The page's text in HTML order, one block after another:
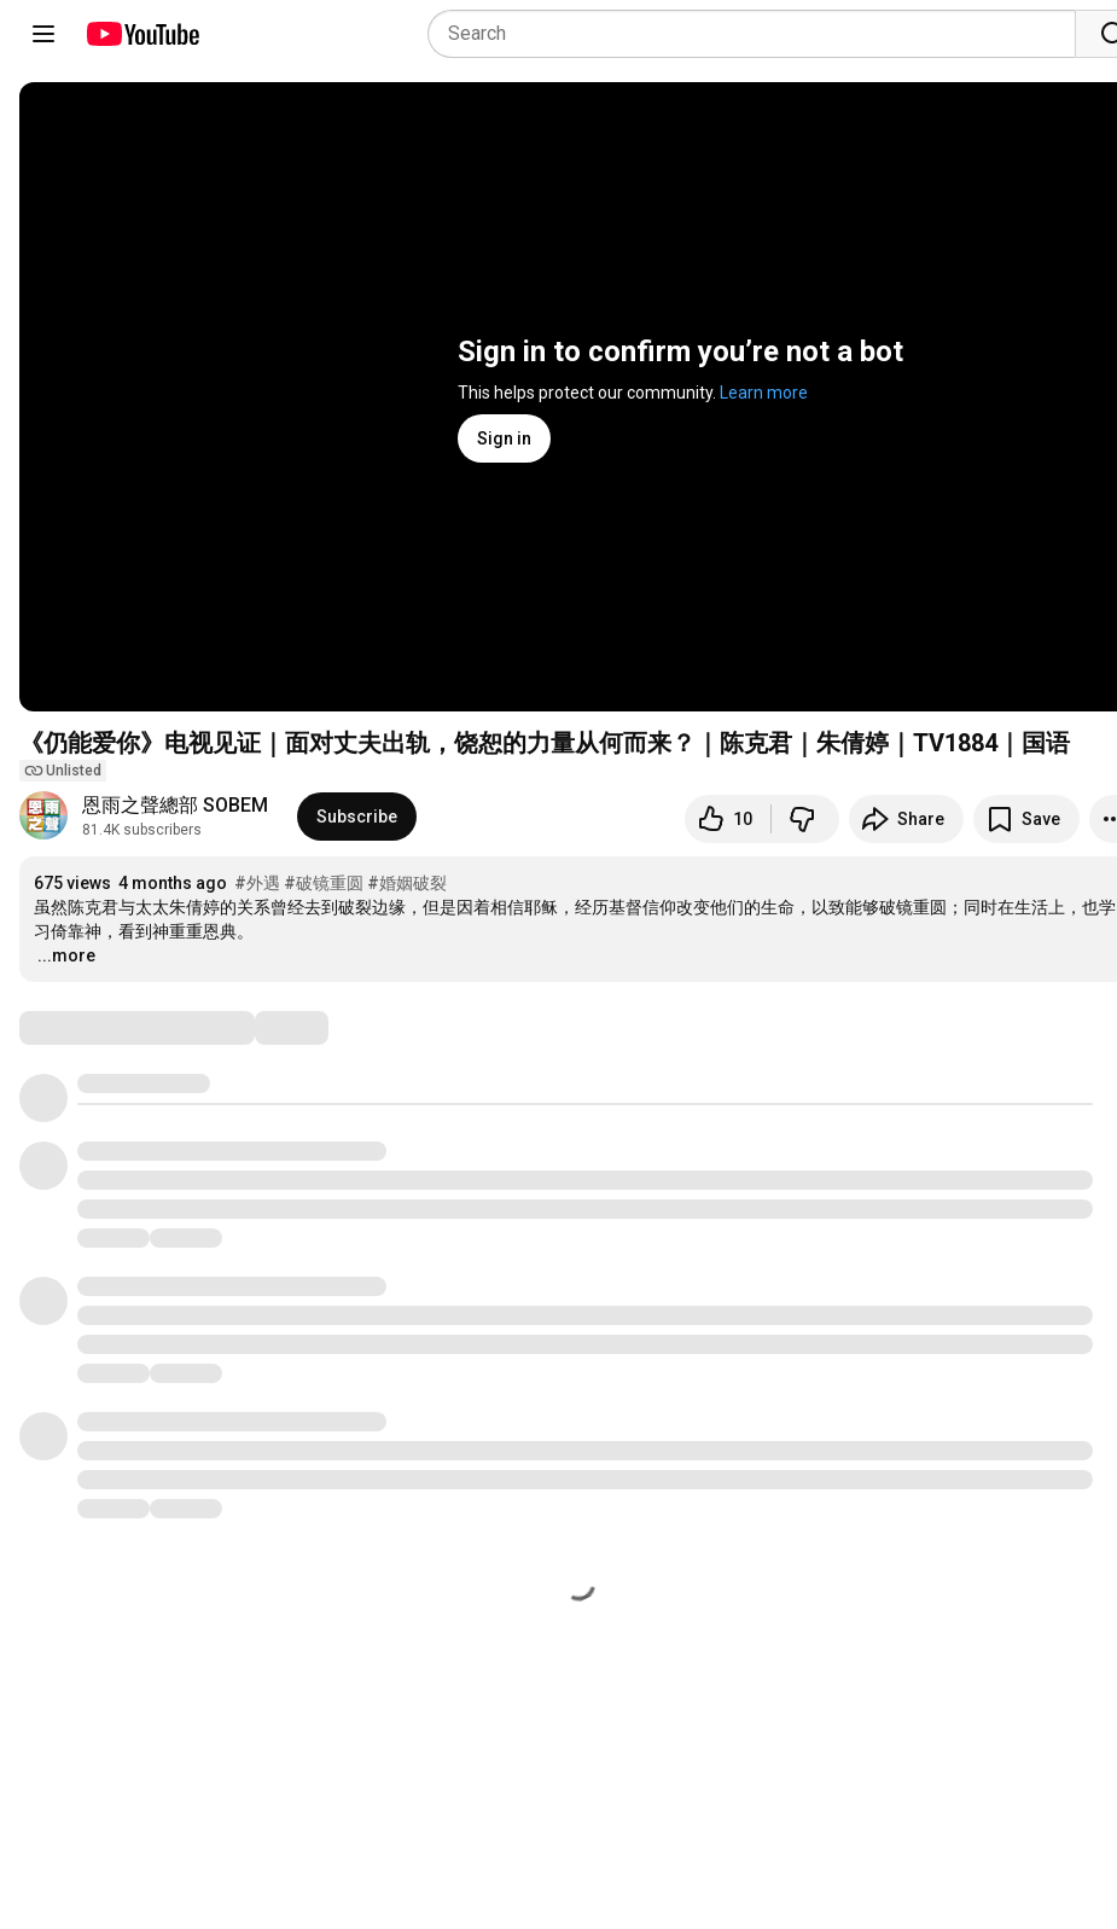
Sign in to confirm you’re not a bot
This helps protect our community. Learn more
Sign in
《仍能爱你》电视见证｜面对丈夫出轨，饶恕的力量从何而来？｜陈克君｜朱倩婷｜TV1884｜国语
Unlisted
恩雨之聲總部 SOBEM
81.4K subscribers
Subscribe 10 Share Save
675 views 4 months ago #外遇 #破镜重圆 #婚姻破裂
虽然陈克君与太太朱倩婷的关系曾经去到破裂边缘，但是因着相信耶稣，经历基督信仰改变他们的生命，以致能够破镜重圆；同时在生活上，也学
…
...more